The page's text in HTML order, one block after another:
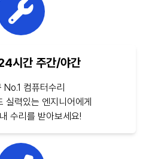
시간 주간/야간
No.1 컴퓨터수리
실력있는 엔지니어에게
수리를 받아보세요!